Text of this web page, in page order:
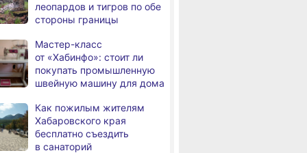
крае суд
тренеру
против
На территории
Хабаровского края
зафиксировано 6 ДТП
Какой сегодня день:
Всемирный день кошек
В сёлах Хабаровского края
создают новые
пространства
площадки станут частью
обновлённого сквера
в Хабаровске
леопардов и тигров по обе
стороны границы
Мастер-класс
от «Хабинфо»: стоит ли
покупать промышленную
швейную машину для дома
Как пожилым жителям
Хабаровского края
бесплатно съездить
в санаторий